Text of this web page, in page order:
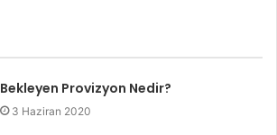
Bekleyen Provizyon Nedir?
3 Haziran 2020